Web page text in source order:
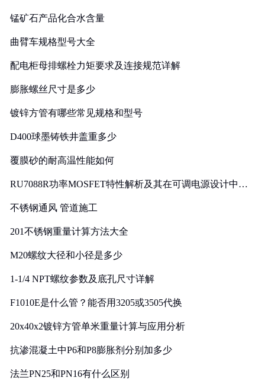
锰矿石产品化合水含量
曲臂车规格型号大全
配电柜母排螺栓力矩要求及连接规范详解
膨胀螺丝尺寸是多少
镀锌方管有哪些常见规格和型号
D400球墨铸铁井盖重多少
覆膜砂的耐高温性能如何
RU7088R功率MOSFET特性解析及其在可调电源设计中的
不锈钢通风 管道施工
201不锈钢重量计算方法大全
M20螺纹大径和小径是多少
1-1/4 NPT螺纹参数及底孔尺寸详解
F1010E是什么管？能否用3205或3505代换
20x40x2镀锌方管单米重量计算与应用分析
抗渗混凝土中P6和P8膨胀剂分别加多少
法兰PN25和PN16有什么区别